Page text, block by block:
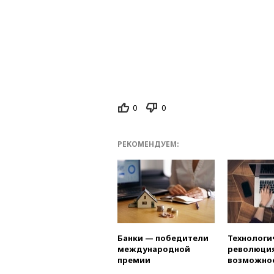
0 0
РЕКОМЕНДУЕМ:
Банки — победители
международной
премии